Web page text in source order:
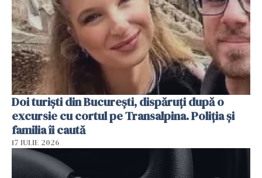
Doi turiști din București, dispăruți după o
excursie cu cortul pe Transalpina. Poliția și
familia îi caută
17 IULIE 2026